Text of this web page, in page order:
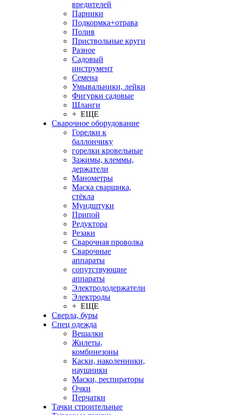
вредителей
Парники
Подкормка+отрава
Полив
Приствольные круги
Разное
Садовый
инструмент
Семена
Умывальники, лейки
Фигурки садовые
Шланги
+ ЕЩЕ
Сварочное оборудование
Горелки к
баллончику
горелки кровельные
Зажимы, клеммы,
держатели
Манометры
Маска сварщика,
стёкла
Мундштуки
Припой
Редуктора
Резаки
Сварочная проволка
Сварочные
аппараты
сопутствующие
аппараты
Электрододержатели
Электроды
+ ЕЩЕ
Сверла, буры
Спец одежда
Вешалки
Жилеты,
комбинезоны
Каски, наколенники,
наушники
Маски, респираторы
Очки
Перчатки
Тачки строительные